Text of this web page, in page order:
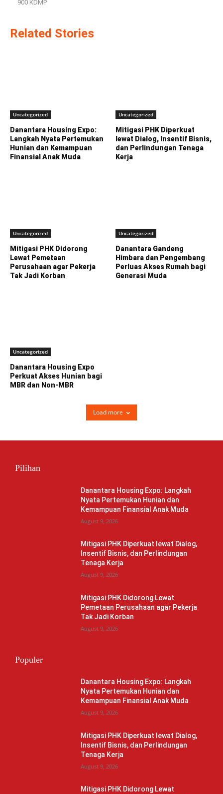
900 KDMP
Related Stories
Uncategorized
Danantara Housing Expo:
Langkah Nyata Pertemukan
Hunian dan Kemampuan
Finansial Anak Muda
Uncategorized
Mitigasi PHK Diperkuat
lewat Dialog, Insentif Bisnis,
dan Perlindungan Tenaga
Kerja
Uncategorized
Mitigasi PHK Didorong
Lewat Pemetaan
Perusahaan agar Pekerja
Tak Jadi Korban
Uncategorized
Danantara Gandeng
Himbara dan Pengembang
Perluas Akses Rumah bagi
Generasi Muda
Uncategorized
Danantara Housing Expo
Perkuat Akses Hunian bagi
MBR dan Non-MBR
Load more
Pilihan
Danantara Housing Expo: Langkah
Nyata Pertemukan Hunian dan
Kemampuan Finansial Anak Muda
August 9, 2026
Mitigasi PHK Diperkuat lewat Dialog,
Insentif Bisnis, dan Perlindungan
Tenaga Kerja
August 9, 2026
Mitigasi PHK Didorong Lewat
Pemetaan Perusahaan agar Pekerja
Tak Jadi Korban
August 9, 2026
Populer
Danantara Housing Expo: Langkah
Nyata Pertemukan Hunian dan
Kemampuan Finansial Anak Muda
August 9, 2026
Mitigasi PHK Diperkuat lewat Dialog,
Insentif Bisnis, dan Perlindungan
Tenaga Kerja
August 9, 2026
Mitigasi PHK Didorong Lewat